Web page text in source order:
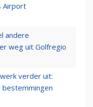
Airport
andere
weg uit Golfregio
verder uit:
bestemmingen